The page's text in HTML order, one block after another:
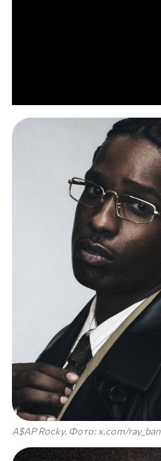
A$AP Rocky. Фото: x.com/ray_ban